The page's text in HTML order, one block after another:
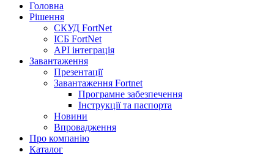
Головна
Рішення
СКУД FortNet
ІСБ FortNet
API інтеграція
Завантаження
Презентації
Завантаження Fortnet
Програмне забезпечення
Інструкції та паспорта
Новини
Впровадження
Про компанію
Каталог